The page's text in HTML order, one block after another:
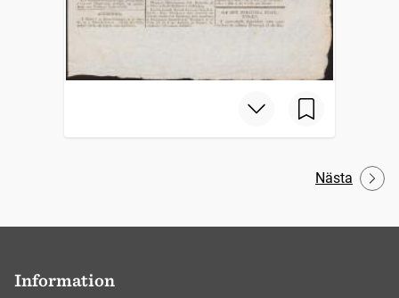
Nästa
Information